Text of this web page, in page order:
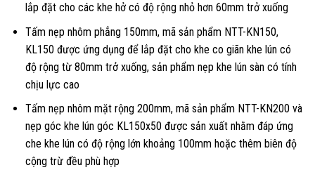
lắp đặt cho các khe hở có độ rộng nhỏ hơn 60mm trở xuống
Tấm nẹp nhôm phẳng 150mm, mã sản phẩm NTT-KN150,
KL150 được ứng dụng để lắp đặt cho khe co giãn khe lún có
độ rộng từ 80mm trở xuống, sản phẩm nẹp khe lún sàn có tính
chịu lực cao
Tấm nẹp nhôm mặt rộng 200mm, mã sản phẩm NTT-KN200 và
nẹp góc khe lún góc KL150x50 được sản xuất nhằm đáp ứng
che khe lún có độ rộng lớn khoảng 100mm hoặc thêm biên độ
cộng trừ đều phù hợp